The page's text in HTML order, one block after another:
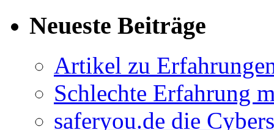
Neueste Beiträge
Artikel zu
Schlechte Erfahrung
saferyou.de die